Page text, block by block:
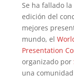
Se ha fallado
edición del
mejores
mundo, el
Presentation
organizado por
una